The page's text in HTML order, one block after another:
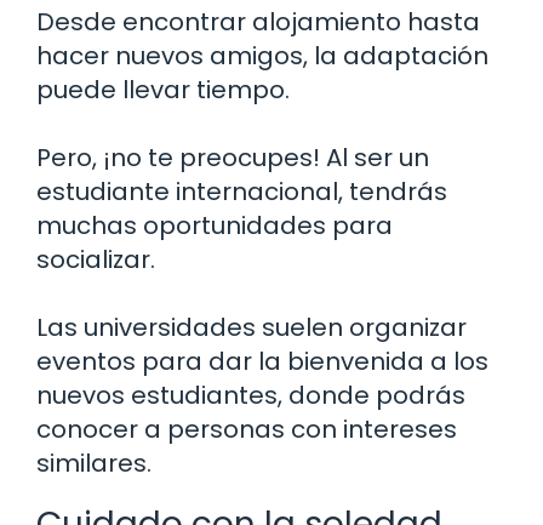
Desde encontrar alojamiento hasta
hacer nuevos amigos, la adaptación
puede llevar tiempo.
Pero, ¡no te preocupes! Al ser un
estudiante internacional, tendrás
muchas oportunidades para
socializar.
Las universidades suelen organizar
eventos para dar la bienvenida a los
nuevos estudiantes, donde podrás
conocer a personas con intereses
similares.